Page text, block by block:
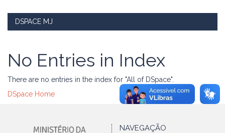
DSPACE MJ
No Entries in Index
There are no entries in the index for "All of DSpace".
DSpace Home
NAVEGAÇÃO